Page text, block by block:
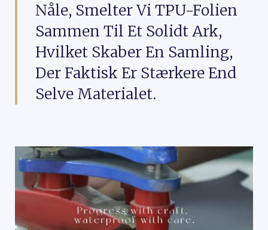
Nåle, Smelter Vi TPU-Folien
Sammen Til Et Solidt Ark,
Hvilket Skaber En Samling,
Der Faktisk Er Stærkere End
Selve Materialet.